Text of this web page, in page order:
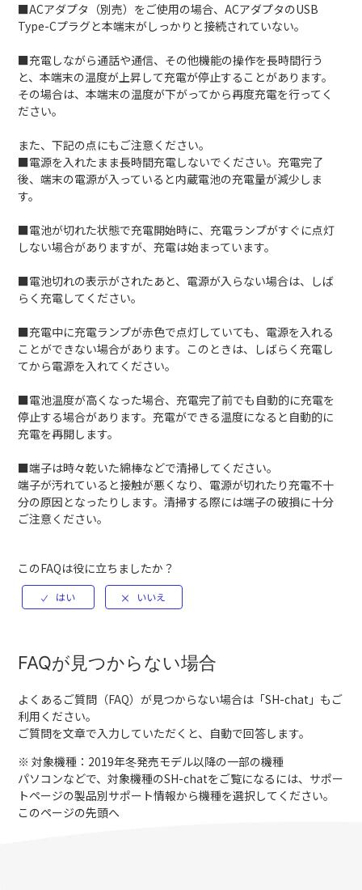
■ACアダプタ（別売）をご使用の場合、ACアダプタのUSB
Type-Cプラグと本端末がしっかりと接続されていない。
■充電しながら通話や通信、その他機能の操作を長時間行う
と、本端末の温度が上昇して充電が停止することがあります。
その場合は、本端末の温度が下がってから再度充電を行ってく
ださい。
また、下記の点にもご注意ください。
■電源を入れたまま長時間充電しないでください。充電完了
後、端末の電源が入っていると内蔵電池の充電量が減少しま
す。
■電池が切れた状態で充電開始時に、充電ランプがすぐに点灯
しない場合がありますが、充電は始まっています。
■電池切れの表示がされたあと、電源が入らない場合は、しば
らく充電してください。
■充電中に充電ランプが赤色で点灯していても、電源を入れる
ことができない場合があります。このときは、しばらく充電し
てから電源を入れてください。
■電池温度が高くなった場合、充電完了前でも自動的に充電を
停止する場合があります。充電ができる温度になると自動的に
充電を再開します。
■端子は時々乾いた綿棒などで清掃してください。
端子が汚れていると接触が悪くなり、電源が切れたり充電不十
分の原因となったりします。清掃する際には端子の破損に十分
ご注意ください。
このFAQは役に立ちましたか？
FAQが見つからない場合
よくあるご質問（FAQ）が見つからない場合は「SH-chat 」もご
利用ください。
ご質問を文章で入力していただくと、自動で回答します。
※ 対象機種：2019年冬発売モデル以降の一部の機種
パソコンなどで、対象機種のSH-chatをご覧になるには、サポー
トページの製品別サポート情報から機種を選択してください。
このページの先頭へ